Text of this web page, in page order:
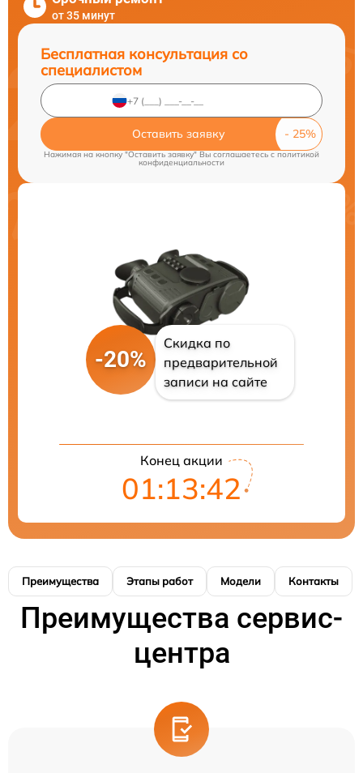
от 35 минут
Бесплатная консультация со
специалистом
Оставить заявку
Нажимая на кнопку "Оставить заявку" Вы соглашаетесь cполитикой
конфиденциальности
-20%
Скидка по
предварительной
записи на сайте
Конец акции
01:13:41
Преимущества Этапы работ Модели Контакты
Преимущества сервис-
центра